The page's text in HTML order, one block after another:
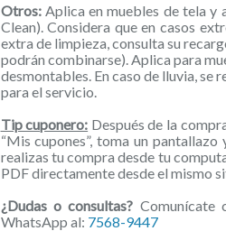
Otros:Aplica en muebles de tela y
Clean). Considera que en casos
extra de limpieza, consulta su
podrán combinarse). Aplica para
desmontables. En caso de lluvia, se
para el servicio.
Tip cuponero: Después de la
“Mis cupones”, toma un
realizas tu compra desde tu
PDF directamente desde el mismo
¿Dudas o consultas? Comunícate
WhatsApp al: 7568-9447